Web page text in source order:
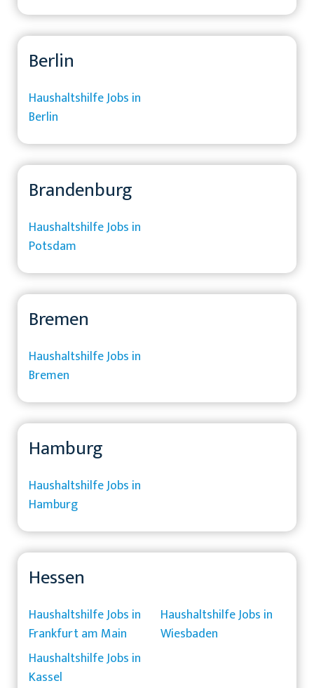
Berlin
Haushaltshilfe Jobs in
Berlin
Brandenburg
Haushaltshilfe Jobs in
Potsdam
Bremen
Haushaltshilfe Jobs in
Bremen
Hamburg
Haushaltshilfe Jobs in
Hamburg
Hessen
Haushaltshilfe Jobs in
Frankfurt am Main
Haushaltshilfe Jobs in
Wiesbaden
Haushaltshilfe Jobs in
Kassel